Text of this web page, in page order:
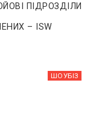
ПІДРОЗДІЛИ
– ISW
ШОУБIЗ